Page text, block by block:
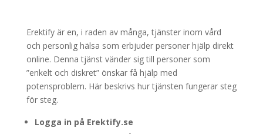
Erektify är en, i raden av många, tjänster inom vård
och personlig hälsa som erbjuder personer hjälp direkt
online. Denna tjänst vänder sig till personer som
”enkelt och diskret” önskar få hjälp med
potensproblem. Här beskrivs hur tjänsten fungerar steg
för steg.
Logga in på Erektify.se